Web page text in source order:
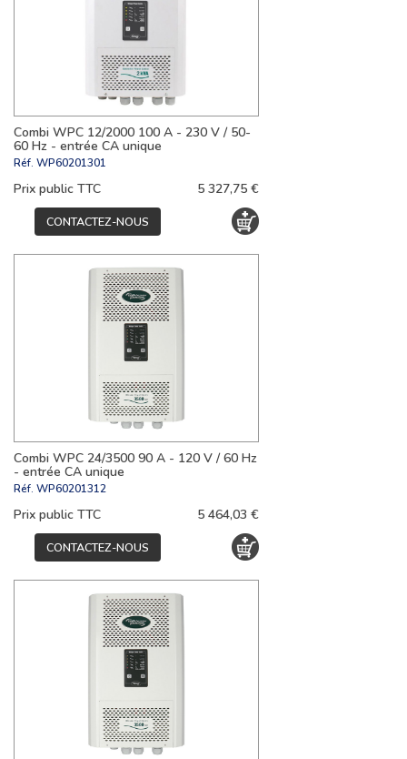
Combi WPC 12/2000 100 A - 230 V / 50-
60 Hz - entrée CA unique
Réf. WP60201301
Prix public TTC 5 327,75 €
CONTACTEZ-NOUS
Combi WPC 24/3500 90 A - 120 V / 60 Hz
- entrée CA unique
Réf. WP60201312
Prix public TTC 5 464,03 €
CONTACTEZ-NOUS